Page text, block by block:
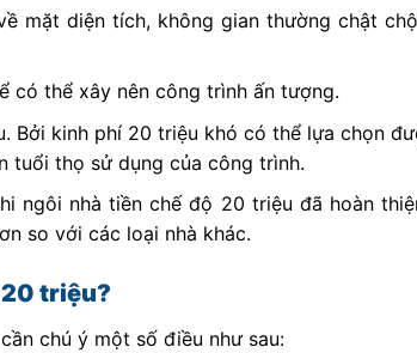
mặt diện tích, không gian thường chật
có thể xây nên công trình ấn tượng.
Bởi kinh phí 20 triệu khó có thể lựa chọn
tuổi thọ sử dụng của công trình.
ngôi nhà tiền chế độ 20 triệu đã hoàn
so với các loại nhà khác.
triệu?
chú ý một số điều như sau: